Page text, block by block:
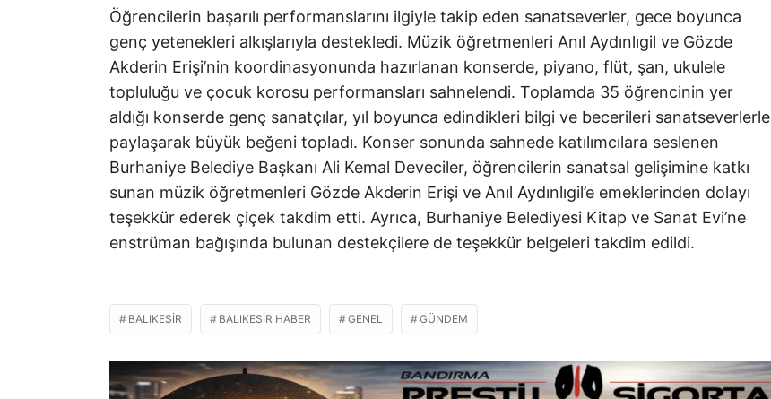
Öğrencilerin başarılı performanslarını ilgiyle takip eden sanatseverler, gece boyunca
genç yetenekleri alkışlarıyla destekledi. Müzik öğretmenleri Anıl Aydınlıgil ve Gözde
Akderin Erişi’nin koordinasyonunda hazırlanan konserde, piyano, flüt, şan, ukulele
topluluğu ve çocuk korosu performansları sahnelendi. Toplamda 35 öğrencinin yer
aldığı konserde genç sanatçılar, yıl boyunca edindikleri bilgi ve becerileri sanatseverlerle
paylaşarak büyük beğeni topladı. Konser sonunda sahnede katılımcılara seslenen
Burhaniye Belediye Başkanı Ali Kemal Deveciler, öğrencilerin sanatsal gelişimine katkı
sunan müzik öğretmenleri Gözde Akderin Erişi ve Anıl Aydınlıgil’e emeklerinden dolayı
teşekkür ederek çiçek takdim etti. Ayrıca, Burhaniye Belediyesi Kitap ve Sanat Evi’ne
enstrüman bağışında bulunan destekçilere de teşekkür belgeleri takdim edildi.
BALIKESIR BALIKESIR HABER GENEL GÜNDEM